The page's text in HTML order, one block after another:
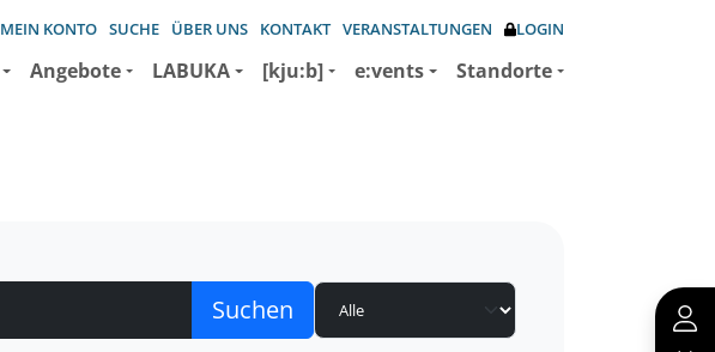
MEIN KONTO SUCHE ÜBER UNS KONTAKT VERANSTALTUNGEN LOGIN
Angebote LABUKA [kju:b] e:vents Standorte